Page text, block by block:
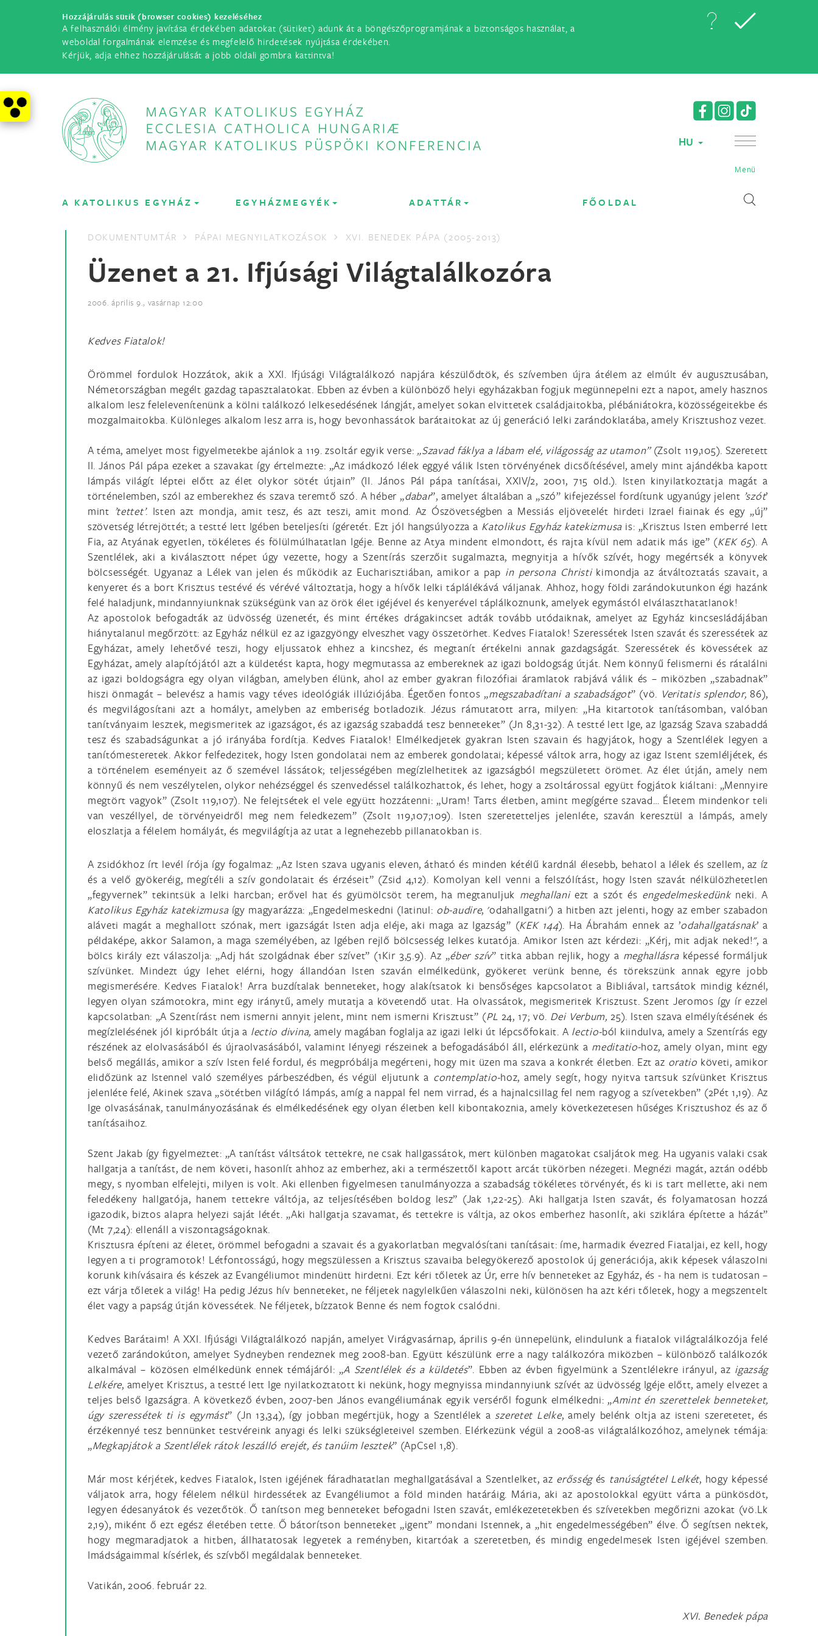
Hozzájárulás sütik (browser cookies) kezeléséhez
A felhasználói élmény javítása érdekében adatokat (sütiket) adunk át a böngészőprogramjának a biztonságos használat, a
weboldal forgalmának elemzése és megfelelő hirdetések nyújtása érdekében.
Kérjük, adja ehhez hozzájárulását a jobb oldali gombra kattintva!
HU
Menü
A KATOLIKUS EGYHÁZ EGYHÁZMEGYÉK ADATTÁR FŐOLDAL
DOKUMENTUMTÁR PÁPAI MEGNYILATKOZÁSOK XVI. BENEDEK PÁPA (2005-2013)
Üzenet a 21. Ifjúsági Világtalálkozóra
2006. április 9., vasárnap 12:00
Kedves Fiatalok!
Örömmel fordulok Hozzátok, akik a XXI. Ifjúsági Világtalálkozó napjára készülődtök, és szívemben újra átélem az elmúlt év augusztusában,
Németországban megélt gazdag tapasztalatokat. Ebben az évben a különböző helyi egyházakban fogjuk megünnepelni ezt a napot, amely hasznos
alkalom lesz felelevenítenünk a kölni találkozó lelkesedésének lángját, amelyet sokan elvittetek családjaitokba, plébániátokra, közösségeitekbe és
mozgalmaitokba. Különleges alkalom lesz arra is, hogy bevonhassátok barátaitokat az új generáció lelki zarándoklatába, amely Krisztushoz vezet.
A téma, amelyet most figyelmetekbe ajánlok a 119. zsoltár egyik verse: „Szavad fáklya a lábam elé, világosság az utamon”(Zsolt 119,105). Szeretett
II. János Pál pápa ezeket a szavakat így értelmezte: „Az imádkozó lélek eggyé válik Isten törvényének dicsőítésével, amely mint ajándékba kapott
lámpás világít léptei előtt az élet olykor sötét útjain” (II. János Pál pápa tanításai, XXIV/2, 2001, 715 old.). Isten kinyilatkoztatja magát a
történelemben, szól az emberekhez és szava teremtő szó. A héber „dabar”, amelyet általában a „szó” kifejezéssel fordítunk ugyanúgy jelent ’szót’
mint ’tettet’. Isten azt mondja, amit tesz, és azt teszi, amit mond. Az Ószövetségben a Messiás eljövetelét hirdeti Izrael fiainak és egy „új”
szövetség létrejöttét; a testté lett Igében beteljesíti ígéretét. Ezt jól hangsúlyozza a Katolikus Egyház katekizmusa is: „Krisztus Isten emberré lett
Fia, az Atyának egyetlen, tökéletes és fölülmúlhatatlan Igéje. Benne az Atya mindent elmondott, és rajta kívül nem adatik más ige” (KEK 65). A
Szentlélek, aki a kiválasztott népet úgy vezette, hogy a Szentírás szerzőit sugalmazta, megnyitja a hívők szívét, hogy megértsék a könyvek
bölcsességét. Ugyanaz a Lélek van jelen és működik az Eucharisztiában, amikor a pap in persona Christikimondja az átváltoztatás szavait, a
kenyeret és a bort Krisztus testévé és vérévé változtatja, hogy a hívők lelki táplálékává váljanak. Ahhoz, hogy földi zarándokutunkon égi hazánk
felé haladjunk, mindannyiunknak szükségünk van az örök élet igéjével és kenyerével táplálkoznunk, amelyek egymástól elválaszthatatlanok!
Az apostolok befogadták az üdvösség üzenetét, és mint értékes drágakincset adták tovább utódaiknak, amelyet az Egyház kincsesládájában
hiánytalanul megőrzött: az Egyház nélkül ez az igazgyöngy elveszhet vagy összetörhet. Kedves Fiatalok! Szeressétek Isten szavát és szeressétek az
Egyházat, amely lehetővé teszi, hogy eljussatok ehhez a kincshez, és megtanít értékelni annak gazdagságát. Szeressétek és kövessétek az
Egyházat, amely alapítójától azt a küldetést kapta, hogy megmutassa az embereknek az igazi boldogság útját. Nem könnyű felismerni és rátalálni
az igazi boldogságra egy olyan világban, amelyben élünk, ahol az ember gyakran filozófiai áramlatok rabjává válik és – miközben „szabadnak”
hiszi önmagát – belevész a hamis vagy téves ideológiák illúziójába. Égetően fontos „megszabadítani a szabadságot” (vö. Veritatis splendor, 86),
és megvilágosítani azt a homályt, amelyben az emberiség botladozik. Jézus rámutatott arra, milyen: „Ha kitartotok tanításomban, valóban
tanítványaim lesztek, megismeritek az igazságot, és az igazság szabaddá tesz benneteket” (Jn 8,31-32). A testté lett Ige, az Igazság Szava szabaddá
tesz és szabadságunkat a jó irányába fordítja. Kedves Fiatalok! Elmélkedjetek gyakran Isten szavain és hagyjátok, hogy a Szentlélek legyen a
tanítómesteretek. Akkor felfedezitek, hogy Isten gondolatai nem az emberek gondolatai; képessé váltok arra, hogy az igaz Istent szemléljétek, és
a történelem eseményeit az ő szemével lássátok; teljességében megízlelhetitek az igazságból megszületett örömet. Az élet útján, amely nem
könnyű és nem veszélytelen, olykor nehézséggel és szenvedéssel találkozhattok, és lehet, hogy a zsoltárossal együtt fogjátok kiáltani: „Mennyire
megtört vagyok” (Zsolt 119,107). Ne felejtsétek el vele együtt hozzátenni: „Uram! Tarts életben, amint megígérte szavad… Életem mindenkor teli
van veszéllyel, de törvényeidről meg nem feledkezem” (Zsolt 119,107;109). Isten szeretetteljes jelenléte, szaván keresztül a lámpás, amely
eloszlatja a félelem homályát, és megvilágítja az utat a legnehezebb pillanatokban is.
A zsidókhoz írt levél írója így fogalmaz: „Az Isten szava ugyanis eleven, átható és minden kétélű kardnál élesebb, behatol a lélek és szellem, az íz
és a velő gyökeréig, megítéli a szív gondolatait és érzéseit” (Zsid 4,12). Komolyan kell venni a felszólítást, hogy Isten szavát nélkülözhetetlen
„fegyvernek” tekintsük a lelki harcban; erővel hat és gyümölcsöt terem, ha megtanuljuk meghallaniezt a szót és engedelmeskedünkneki. A
Katolikus Egyház katekizmusaígy magyarázza: „Engedelmeskedni (latinul: ob-audire, 'odahallgatni') a hitben azt jelenti, hogy az ember szabadon
aláveti magát a meghallott szónak, mert igazságát Isten adja eléje, aki maga az Igazság” (KEK 144). Ha Ábrahám ennek az ’odahallgatásnak’ a
példaképe, akkor Salamon, a maga személyében, az Igében rejlő bölcsesség lelkes kutatója. Amikor Isten azt kérdezi: „Kérj, mit adjak neked!", a
bölcs király ezt válaszolja: „Adj hát szolgádnak éber szívet” (1Kir 3,5.9). Az „éber szív” titka abban rejlik, hogy a meghallásraképessé formáljuk
szívünket. Mindezt úgy lehet elérni, hogy állandóan Isten szaván elmélkedünk, gyökeret verünk benne, és törekszünk annak egyre jobb
megismerésére. Kedves Fiatalok! Arra buzdítalak benneteket, hogy alakítsatok ki bensőséges kapcsolatot a Bibliával, tartsátok mindig kéznél,
legyen olyan számotokra, mint egy iránytű, amely mutatja a követendő utat. Ha olvassátok, megismeritek Krisztust. Szent Jeromos így ír ezzel
kapcsolatban: „A Szentírást nem ismerni annyit jelent, mint nem ismerni Krisztust” (PL 24, 17; vö. Dei Verbum, 25). Isten szava elmélyítésének és
megízlelésének jól kipróbált útja a lectio divina, amely magában foglalja az igazi lelki út lépcsőfokait. A lectio-ból kiindulva, amely a Szentírás egy
részének az elolvasásából és újraolvasásából, valamint lényegi részeinek a befogadásából áll, elérkezünk a meditatio-hoz, amely olyan, mint egy
belső megállás, amikor a szív Isten felé fordul, és megpróbálja megérteni, hogy mit üzen ma szava a konkrét életben. Ezt az oratio követi, amikor
elidőzünk az Istennel való személyes párbeszédben, és végül eljutunk a contemplatio-hoz, amely segít, hogy nyitva tartsuk szívünket Krisztus
jelenléte felé, Akinek szava „sötétben világító lámpás, amíg a nappal fel nem virrad, és a hajnalcsillag fel nem ragyog a szívetekben” (2Pét 1,19). Az
Ige olvasásának, tanulmányozásának és elmélkedésének egy olyan életben kell kibontakoznia, amely következetesen hűséges Krisztushoz és az ő
tanításaihoz.
Szent Jakab így figyelmeztet: „A tanítást váltsátok tettekre, ne csak hallgassátok, mert különben magatokat csaljátok meg. Ha ugyanis valaki csak
hallgatja a tanítást, de nem követi, hasonlít ahhoz az emberhez, aki a természettől kapott arcát tükörben nézegeti. Megnézi magát, aztán odébb
megy, s nyomban elfelejti, milyen is volt. Aki ellenben figyelmesen tanulmányozza a szabadság tökéletes törvényét, és ki is tart mellette, aki nem
feledékeny hallgatója, hanem tettekre váltója, az teljesítésében boldog lesz” (Jak 1,22-25). Aki hallgatja Isten szavát, és folyamatosan hozzá
igazodik, biztos alapra helyezi saját létét. „Aki hallgatja szavamat, és tettekre is váltja, az okos emberhez hasonlít, aki sziklára építette a házát”
(Mt 7,24): ellenáll a viszontagságoknak.
Krisztusra építeni az életet, örömmel befogadni a szavait és a gyakorlatban megvalósítani tanításait: íme, harmadik évezred Fiataljai, ez kell, hogy
legyen a ti programotok! Létfontosságú, hogy megszülessen a Krisztus szavaiba belegyökerező apostolok új generációja, akik képesek válaszolni
korunk kihívásaira és készek az Evangéliumot mindenütt hirdetni. Ezt kéri tőletek az Úr, erre hív benneteket az Egyház, és - ha nem is tudatosan –
ezt várja tőletek a világ! Ha pedig Jézus hív benneteket, ne féljetek nagylelkűen válaszolni neki, különösen ha azt kéri tőletek, hogy a megszentelt
élet vagy a papság útján kövessétek. Ne féljetek, bízzatok Benne és nem fogtok csalódni.
Kedves Barátaim! A XXI. Ifjúsági Világtalálkozó napján, amelyet Virágvasárnap, április 9-én ünnepelünk, elindulunk a fiatalok világtalálkozója felé
vezető zarándokúton, amelyet Sydneyben rendeznek meg 2008-ban. Együtt készülünk erre a nagy találkozóra miközben – különböző találkozók
alkalmával – közösen elmélkedünk ennek témájáról: „A Szentlélek és a küldetés”. Ebben az évben figyelmünk a Szentlélekre irányul, az igazság
Lelkére, amelyet Krisztus, a testté lett Ige nyilatkoztatott ki nekünk, hogy megnyissa mindannyiunk szívét az üdvösség Igéje előtt, amely elvezet a
teljes belső Igazságra. A következő évben, 2007-ben János evangéliumának egyik verséről fogunk elmélkedni: „Amint én szerettelek benneteket,
úgy szeressétek ti is egymást” (Jn 13,34), így jobban megértjük, hogy a Szentlélek a szeretet Lelke, amely belénk oltja az isteni szeretetet, és
érzékennyé tesz bennünket testvéreink anyagi és lelki szükségleteivel szemben. Elérkezünk végül a 2008-as világtalálkozóhoz, amelynek témája:
„Megkapjátok a Szentlélek rátok leszálló erejét, és tanúim lesztek” (ApCsel 1,8).
Már most kérjétek, kedves Fiatalok, Isten igéjének fáradhatatlan meghallgatásával a Szentlelket, az erősségés tanúságtétel Lelkét, hogy képessé
váljatok arra, hogy félelem nélkül hirdessétek az Evangéliumot a föld minden határáig. Mária, aki az apostolokkal együtt várta a pünkösdöt,
legyen édesanyátok és vezetőtök. Ő tanítson meg benneteket befogadni Isten szavát, emlékezetetekben és szívetekben megőrizni azokat (vö.Lk
2,19), miként ő ezt egész életében tette. Ő bátorítson benneteket „igent” mondani Istennek, a „hit engedelmességében” élve. Ő segítsen nektek,
hogy megmaradjatok a hitben, állhatatosak legyetek a reményben, kitartóak a szeretetben, és mindig engedelmesek Isten igéjével szemben.
Imádságaimmal kísérlek, és szívből megáldalak benneteket.
Vatikán, 2006. február 22.
XVI. Benedek pápa